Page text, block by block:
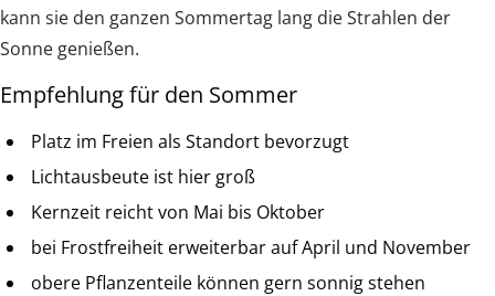
kann sie den ganzen Sommertag lang die Strahlen der
Sonne genießen.
Empfehlung für den Sommer
Platz im Freien als Standort bevorzugt
Lichtausbeute ist hier groß
Kernzeit reicht von Mai bis Oktober
bei Frostfreiheit erweiterbar auf April und November
obere Pflanzenteile können gern sonnig stehen